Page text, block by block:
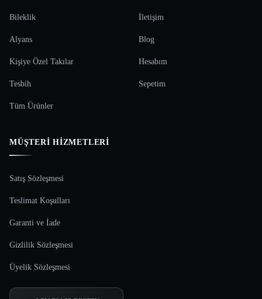
Bileklik
Alyans
Kişiye Özel Takılar
Tesbih
Tüm Ürünler
İletişim
Blog
Hesabım
Sepetim
MÜŞTERI HIZMETLERI
Satış Sözleşmesi
Teslimat Koşulları
Garanti ve İade
Gizlilik Sözleşmesi
Üyelik Sözleşmesi